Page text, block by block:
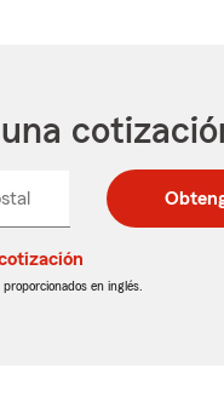
postal
de
postal
de
en inglés.